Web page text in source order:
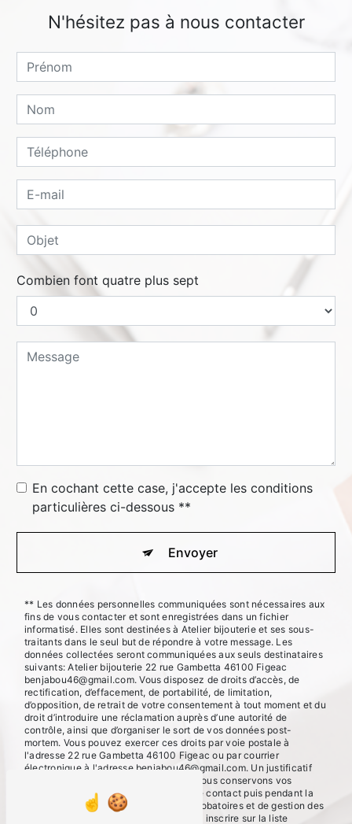
N'hésitez pas à nous contacter
Combien font quatre plus sept
En cochant cette case, j'accepte les conditions
particulières ci-dessous **
Envoyer
** Les données personnelles communiquées sont nécessaires aux
fins de vous contacter et sont enregistrées dans un fichier
informatisé. Elles sont destinées à Atelier bijouterie et ses sous-
traitants dans le seul but de répondre à votre message. Les
données collectées seront communiquées aux seuls destinataires
suivants: Atelier bijouterie 22 rue Gambetta 46100 Figeac
benjabou46@gmail.com. Vous disposez de droits d’accès, de
rectification, d’effacement, de portabilité, de limitation,
d’opposition, de retrait de votre consentement à tout moment et du
droit d’introduire une réclamation auprès d’une autorité de
contrôle, ainsi que d’organiser le sort de vos données post-
mortem. Vous pouvez exercer ces droits par voie postale à
l'adresse 22 rue Gambetta 46100 Figeac ou par courrier
électronique à l'adresse benjabou46@gmail.com. Un justificatif
d'identité pourra vous être demandé. Nous conservons vos
données pendant la période de prise de contact puis pendant la
durée de prescription légale aux fins probatoires et de gestion des
contentieux. Vous avez le droit de vous inscrire sur la liste